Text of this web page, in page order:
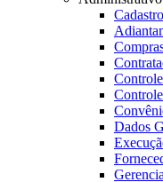
Dados